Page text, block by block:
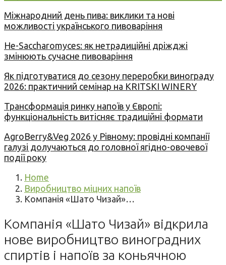
Міжнародний день пива: виклики та нові
можливості українського пивоваріння
Не-Saccharomyces: як нетрадиційні дріжджі
змінюють сучасне пивоваріння
Як підготуватися до сезону переробки винограду
2026: практичний семінар на KRITSKI WINERY
Трансформація ринку напоїв у Європі:
функціональність витісняє традиційні формати
AgroBerry&Veg 2026 у Рівному: провідні компанії
галузі долучаються до головної ягідно-овочевої
події року
Home
Виробництво міцних напоїв
Компанія «Шато Чизай»…
Компанія «Шато Чизай» відкрила
нове виробництво виноградних
спиртів і напоїв за коньячною